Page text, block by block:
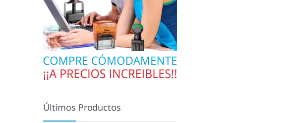
Últimos Productos